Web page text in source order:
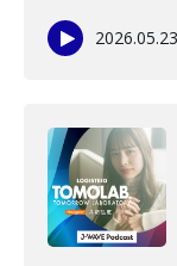
2026.05.23